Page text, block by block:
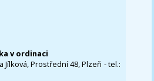
v ordinaci
Jílková, Prostřední 48, Plzeň - tel.: